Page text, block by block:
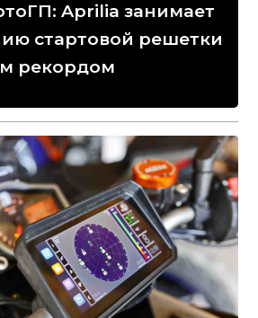
Aprilia занимает
стартовой решетки
рекордом